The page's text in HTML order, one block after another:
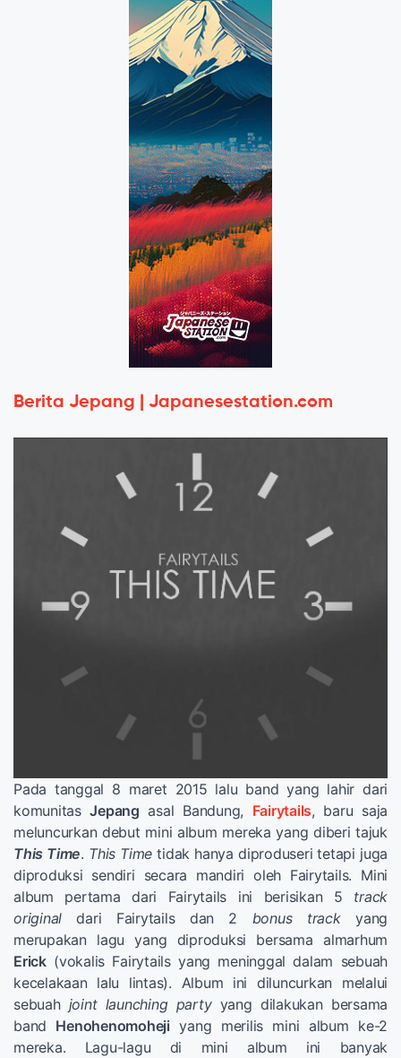
Berita Jepang | Japanesestation.com
Pada tanggal 8 maret 2015 lalu band yang lahir dari
komunitasJepang asal Bandung, Fairytails, baru saja
meluncurkan debut mini album mereka yang diberi tajuk
This Time. This Time tidak hanya diproduseri tetapi juga
diproduksi sendiri secara mandiri oleh Fairytails. Mini
album pertama dari Fairytails ini berisikan 5 track
original dari Fairytails dan 2 bonus trackyang
merupakan lagu yang diproduksi bersama almarhum
Erick(vokalis Fairytails yang meninggal dalam sebuah
kecelakaan lalu lintas). Album ini diluncurkan melalui
sebuah joint launching partyyang dilakukan bersama
band Henohenomoheji yang merilis mini album ke-2
mereka. Lagu-lagu di mini album ini banyak